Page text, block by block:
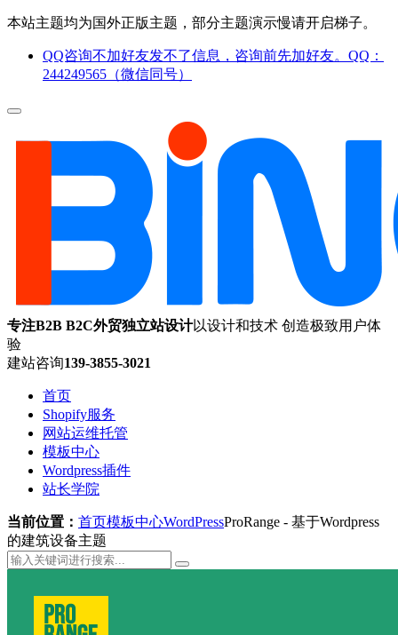
本站主题均为国外正版主题，部分主题演示慢请开启梯子。
QQ咨询不加好友发不了信息，咨询前先加好友。QQ：
244249565（微信同号）
专注B2B B2C外贸独立站设计以设计和技术 创造极致用户体
验
建站咨询139-3855-3021
首页
Shopify服务
网站运维托管
模板中心
Wordpress插件
站长学院
当前位置： 首页模板中心WordPressProRange - 基于Wordpress
的建筑设备主题